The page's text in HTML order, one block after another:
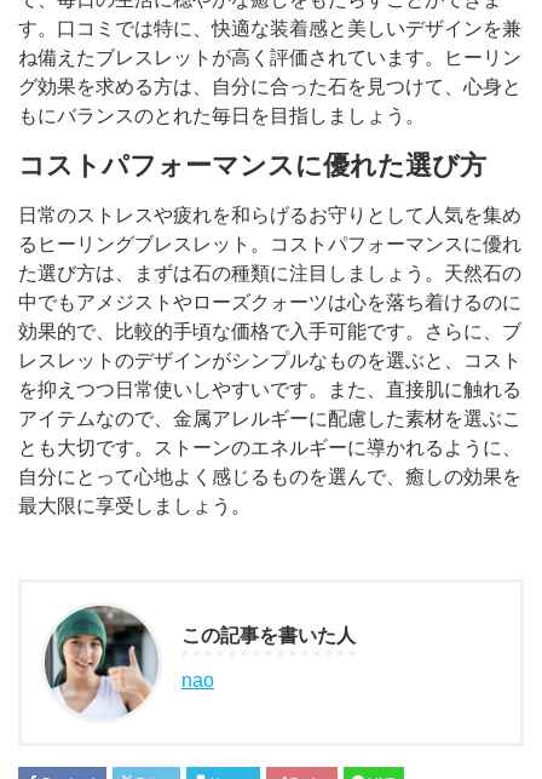
す。口コミでは特に、快適な装着感と美しいデザインを兼
ね備えたブレスレットが高く評価されています。ヒーリン
グ効果を求める方は、自分に合った石を見つけて、心身と
もにバランスのとれた毎日を目指しましょう。
コストパフォーマンスに優れた選び方
日常のストレスや疲れを和らげるお守りとして人気を集め
るヒーリングブレスレット。コストパフォーマンスに優れ
た選び方は、まずは石の種類に注目しましょう。天然石の
中でもアメジストやローズクォーツは心を落ち着けるのに
効果的で、比較的手頃な価格で入手可能です。さらに、ブ
レスレットのデザインがシンプルなものを選ぶと、コスト
を抑えつつ日常使いしやすいです。また、直接肌に触れる
アイテムなので、金属アレルギーに配慮した素材を選ぶこ
とも大切です。ストーンのエネルギーに導かれるように、
自分にとって心地よく感じるものを選んで、癒しの効果を
最大限に享受しましょう。
この記事を書いた人
nao